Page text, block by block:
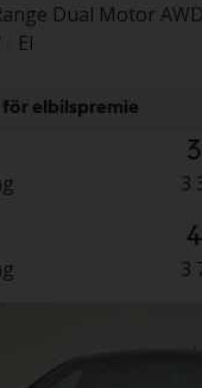
Dual Motor AWD
El
elbilspremie
3
3